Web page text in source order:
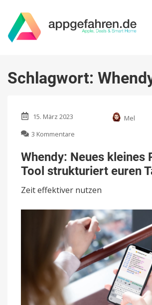
Schlagwort:
15. März 2023
Mel
3 Kommentare
Neues
kleines
Planungs-
strukturiert
Tag
Whendy: Neues kleines
Tool strukturiert euren
Zeit effektiver nutzen